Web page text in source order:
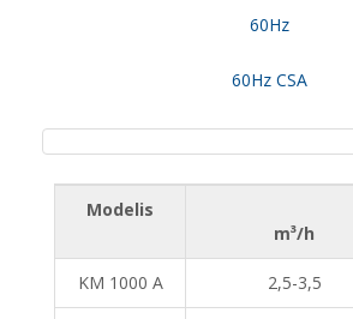
60Hz
60Hz CSA
Modelis
m³/h
KM 1000 A 2,5-3,5